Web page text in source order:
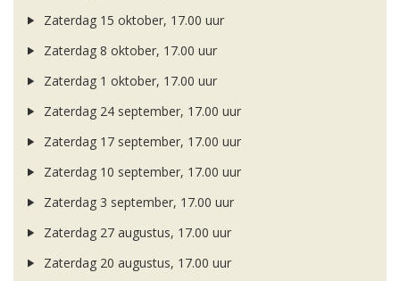
Zaterdag 15 oktober, 17.00 uur
Zaterdag 8 oktober, 17.00 uur
Zaterdag 1 oktober, 17.00 uur
Zaterdag 24 september, 17.00 uur
Zaterdag 17 september, 17.00 uur
Zaterdag 10 september, 17.00 uur
Zaterdag 3 september, 17.00 uur
Zaterdag 27 augustus, 17.00 uur
Zaterdag 20 augustus, 17.00 uur